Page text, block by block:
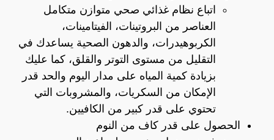
اتباع نظام غذائي صحي متوازن متكامل
العناصر من البروتينات، الفيتامينات،
الكربوهيدرات، والدهون الصحية يساعدك في
التقليل من مستوى التوتر والقلق، كما عليك
بزيادة كمية المياه على مدار اليوم والحد قدر
الإمكان من السكريات، والمشروبات التي
تحتوي على قدر كبير من الكافيين.
الحصول على قدر كاف من النوم